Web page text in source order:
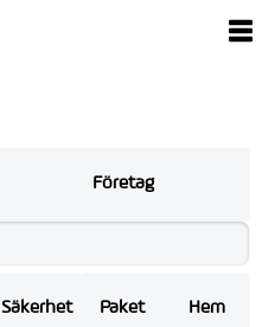
Företag
Säkerhet Paket
Hem